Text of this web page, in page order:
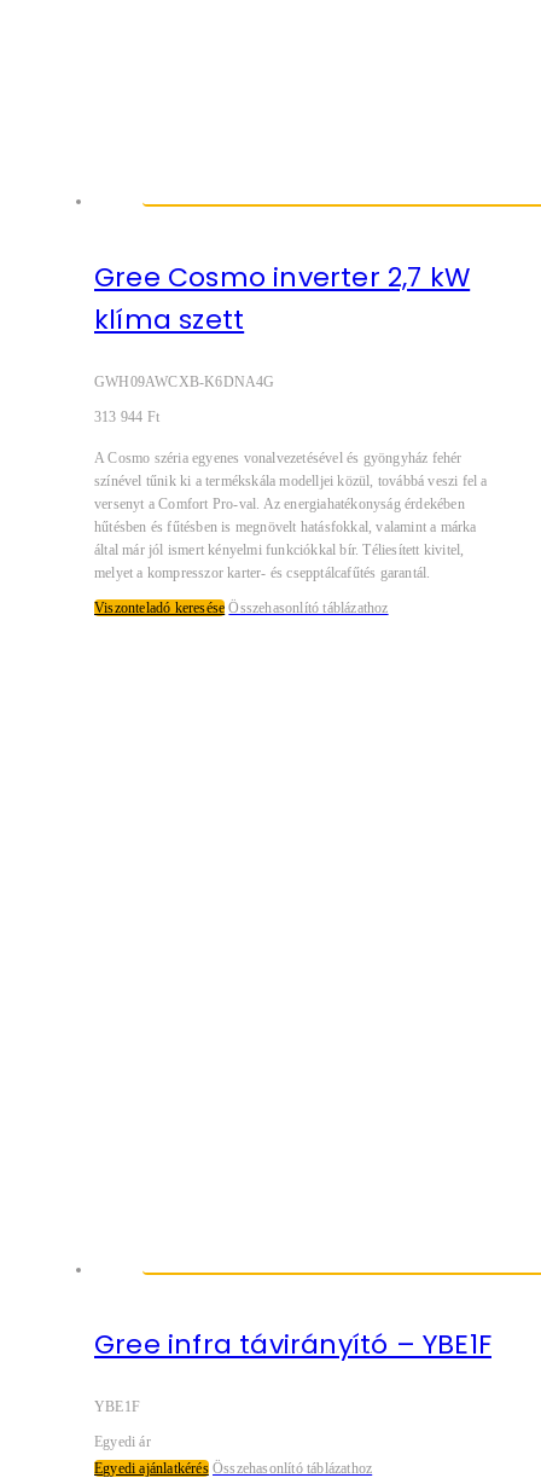
Gree Cosmo inverter 2,7 kW
klíma szett
GWH09AWCXB-K6DNA4G
313 944 Ft
A Cosmo széria egyenes vonalvezetésével és gyöngyház fehér
színével tűnik ki a termékskála modelljei közül, továbbá veszi fel a
versenyt a Comfort Pro-val. Az energiahatékonyság érdekében
hűtésben és fűtésben is megnövelt hatásfokkal, valamint a márka
által már jól ismert kényelmi funkciókkal bír. Téliesített kivitel,
melyet a kompresszor karter- és csepptálcafűtés garantál.
Viszonteladó keresése Összehasonlító táblázathoz
Gree infra távirányító – YBE1F
YBE1F
Egyedi ár
Egyedi ajánlatkérés Összehasonlító táblázathoz